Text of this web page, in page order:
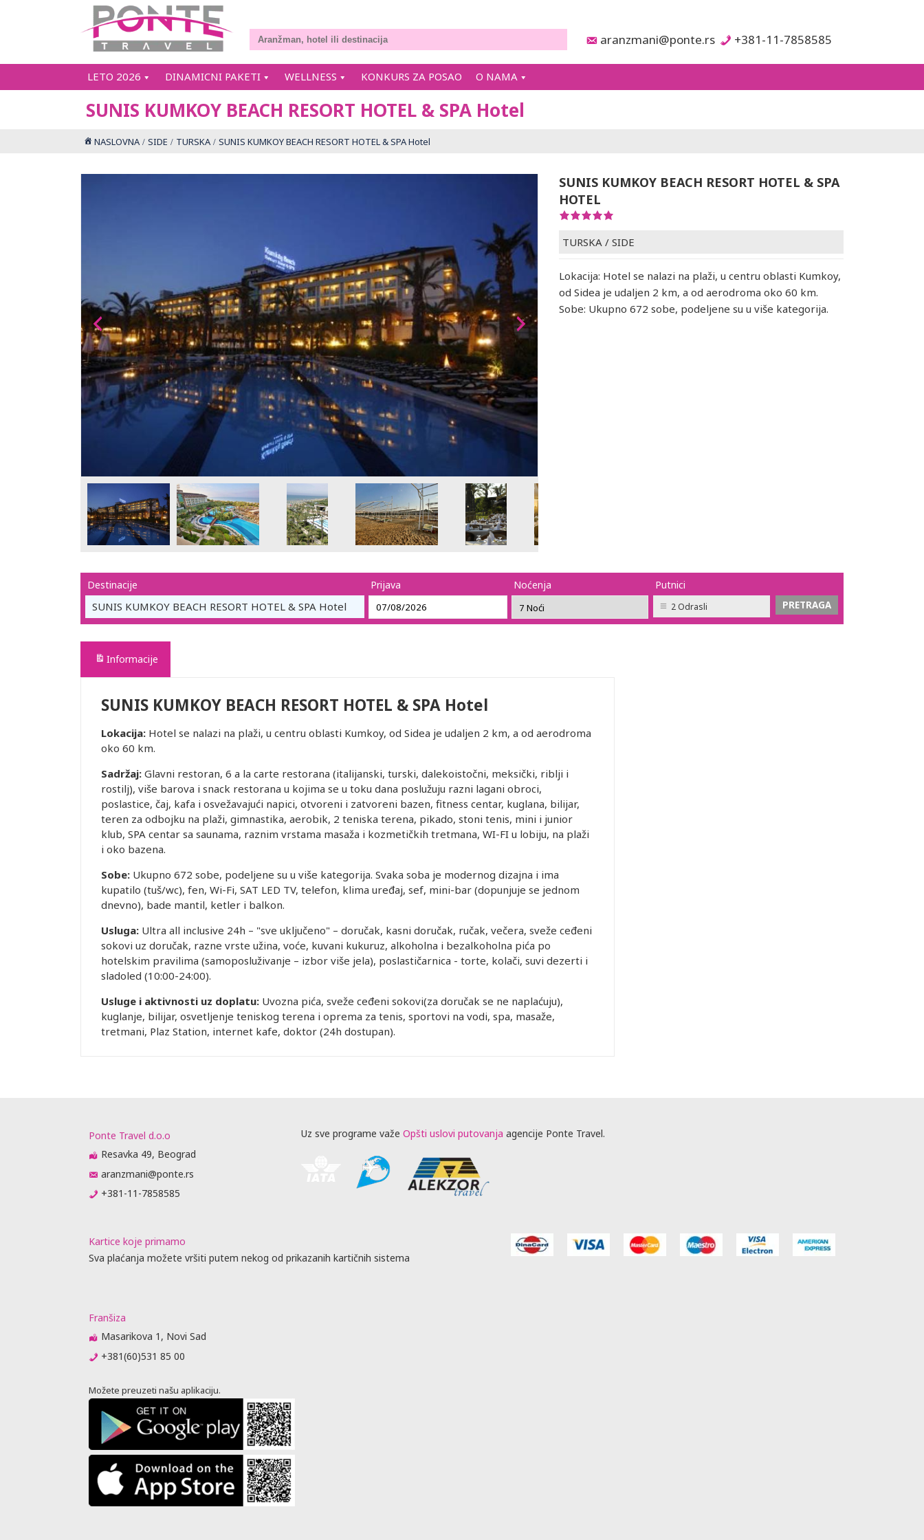
aranzmani@ponte.rs +381-11-7858585
LETO 2026 DINAMICNI PAKETI WELLNESS KONKURS ZA POSAO O NAMA
SUNIS KUMKOY BEACH RESORT HOTEL & SPA Hotel
NASLOVNA SIDE TURSKA SUNIS KUMKOY BEACH RESORT HOTEL & SPA Hotel
SUNIS KUMKOY BEACH RESORT HOTEL & SPA
HOTEL
TURSKA / SIDE
Lokacija: Hotel se nalazi na plaži, u centru oblasti Kumkoy,
od Sidea je udaljen 2 km, a od aerodroma oko 60 km.
Sobe: Ukupno 672 sobe, podeljene su u više kategorija.
Destinacije
SUNIS KUMKOY BEACH RESORT HOTEL & SPA Hotel
Prijava Noćenja Putnici
2 Odrasli
Informacije
SUNIS KUMKOY BEACH RESORT HOTEL & SPA Hotel
Lokacija: Hotel se nalazi na plaži, u centru oblasti Kumkoy, od Sidea je udaljen 2 km, a od aerodroma
oko 60 km.
Sadržaj: Glavni restoran, 6 a la carte restorana (italijanski, turski, dalekoistočni, meksički, riblji i
rostilj), više barova i snack restorana u kojima se u toku dana poslužuju razni lagani obroci,
poslastice, čaj, kafa i osvežavajući napici, otvoreni i zatvoreni bazen, fitness centar, kuglana, bilijar,
teren za odbojku na plaži, gimnastika, aerobik, 2 teniska terena, pikado, stoni tenis, mini i junior
klub, SPA centar sa saunama, raznim vrstama masaža i kozmetičkih tretmana, WI-FI u lobiju, na plaži
i oko bazena.
Sobe: Ukupno 672 sobe, podeljene su u više kategorija. Svaka soba je modernog dizajna i ima
kupatilo (tuš/wc), fen, Wi-Fi, SAT LED TV, telefon, klima uređaj, sef, mini-bar (dopunjuje se jednom
dnevno), bade mantil, ketler i balkon.
Usluga: Ultra all inclusive 24h – "sve uključeno" – doručak, kasni doručak, ručak, večera, sveže ceđeni
sokovi uz doručak, razne vrste užina, voće, kuvani kukuruz, alkoholna i bezalkoholna pića po
hotelskim pravilima (samoposluživanje – izbor više jela), poslastičarnica - torte, kolači, suvi dezerti i
sladoled (10:00-24:00).
Usluge i aktivnosti uz doplatu: Uvozna pića, sveže ceđeni sokovi(za doručak se ne naplaćuju),
kuglanje, bilijar, osvetljenje teniskog terena i oprema za tenis, sportovi na vodi, spa, masaže,
tretmani, Plaz Station, internet kafe, doktor (24h dostupan).
Ponte Travel d.o.o
Resavka 49, Beograd
aranzmani@ponte.rs
+381-11-7858585
Uz sve programe važe Opšti uslovi putovanja agencije Ponte Travel.
Kartice koje primamo
Sva plaćanja možete vršiti putem nekog od prikazanih kartičnih sistema
Franšiza
Masarikova 1, Novi Sad
+381(60)531 85 00
Možete preuzeti našu aplikaciju.